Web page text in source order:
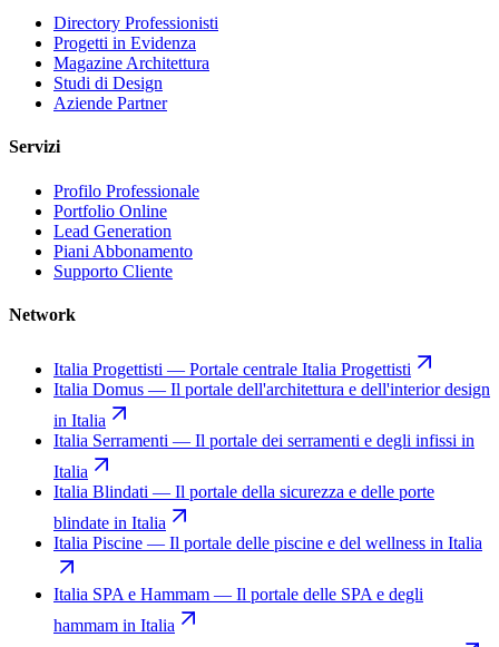
Directory Professionisti
Progetti in Evidenza
Magazine Architettura
Studi di Design
Aziende Partner
Servizi
Profilo Professionale
Portfolio Online
Lead Generation
Piani Abbonamento
Supporto Cliente
Network
Italia Progettisti — Portale centrale Italia Progettisti
Italia Domus — Il portale dell'architettura e dell'interior design
in Italia
Italia Serramenti — Il portale dei serramenti e degli infissi in
Italia
Italia Blindati — Il portale della sicurezza e delle porte
blindate in Italia
Italia Piscine — Il portale delle piscine e del wellness in Italia
Italia SPA e Hammam — Il portale delle SPA e degli
hammam in Italia